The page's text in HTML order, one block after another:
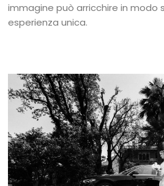
immagine può arricchire in modo
esperienza unica.